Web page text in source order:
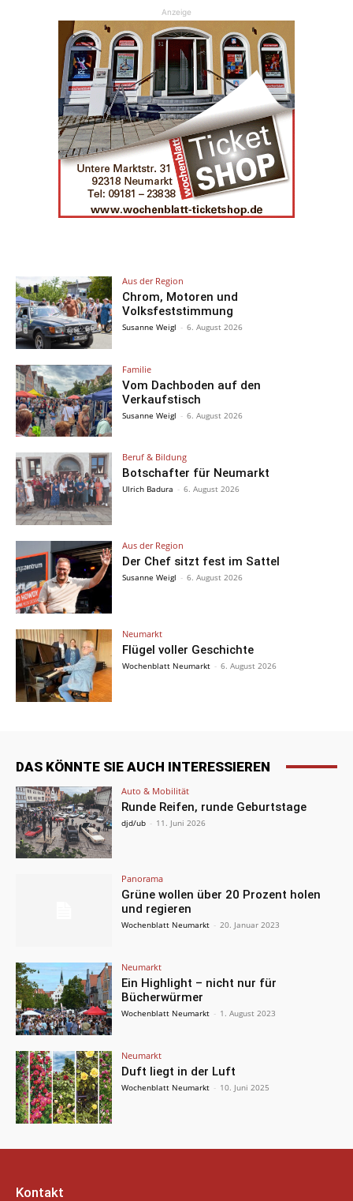
Anzeige
Aus der Region
Chrom, Motoren und
Volksfeststimmung
Susanne Weigl - 6. August 2026
Familie
Vom Dachboden auf den
Verkaufstisch
Susanne Weigl - 6. August 2026
Beruf & Bildung
Botschafter für Neumarkt
Ulrich Badura - 6. August 2026
Aus der Region
Der Chef sitzt fest im Sattel
Susanne Weigl - 6. August 2026
Neumarkt
Flügel voller Geschichte
Wochenblatt Neumarkt - 6. August 2026
DAS KÖNNTE SIE AUCH INTERESSIEREN
Auto & Mobilität
Runde Reifen, runde Geburtstage
djd/ub - 11. Juni 2026
Panorama
Grüne wollen über 20 Prozent holen
und regieren
Wochenblatt Neumarkt - 20. Januar 2023
Neumarkt
Ein Highlight – nicht nur für
Bücherwürmer
Wochenblatt Neumarkt - 1. August 2023
Neumarkt
Duft liegt in der Luft
Wochenblatt Neumarkt - 10. Juni 2025
Kontakt